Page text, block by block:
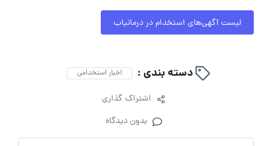
لیست آگهی‌های استخدام در درمانیاب
دسته بندی : اخبار استخدامی
اشتراک گذاری
بدون دیدگاه